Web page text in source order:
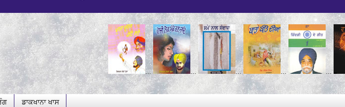
... ... ... ... ... ...
ਡਾਕਖਾਨਾ ਖਾਸ